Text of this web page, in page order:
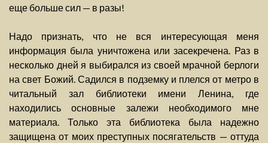
еще больше сил — в разы!
Надо признать, что не вся интересующая меня
информация была уничтожена или засекречена. Раз в
несколько дней я выбирался из своей мрачной берлоги
на свет Божий. Садился в подземку и плелся от метро в
читальный зал библиотеки имени Ленина, где
находились основные залежи необходимого мне
материала. Только эта библиотека была надежно
защищена от моих преступных посягательств — оттуда